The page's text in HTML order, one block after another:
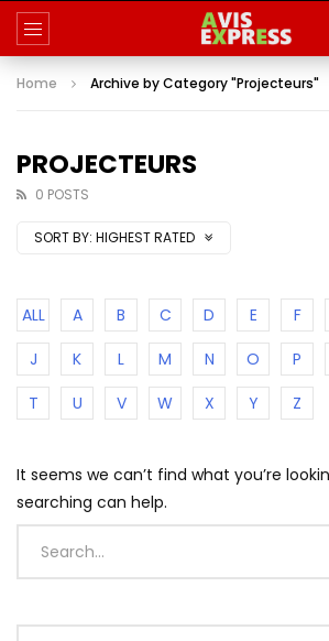
Home Archive by Category "Projecteurs"
PROJECTEURS
0 POSTS
SORT BY: HIGHEST RATED
ALL A B C D E F
J
K L M N O P
T
U V W X Y Z
It seems we can’t find what you’re
searching can help.